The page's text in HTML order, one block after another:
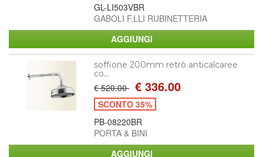
GL-LI503VBR
GABOLI F.LLI RUBINETTERIA
soffione 200mm retrò anticalcaree
co...
€ 520.00 € 336.00
SCONTO 35%
PB-08220BR
PORTA & BINI